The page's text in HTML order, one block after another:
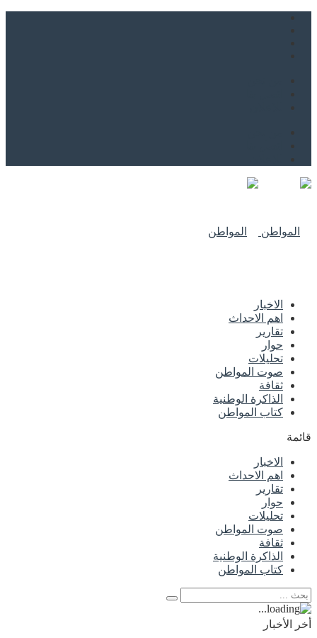
الاخبار
اهم الاحداث
تقارير
حوار
تحليلات
صوت المواطن
ثقافة
الذاكرة الوطنية
كتاب المواطن
قائمة
الاخبار
اهم الاحداث
تقارير
حوار
تحليلات
صوت المواطن
ثقافة
الذاكرة الوطنية
كتاب المواطن
أخر الأخبار